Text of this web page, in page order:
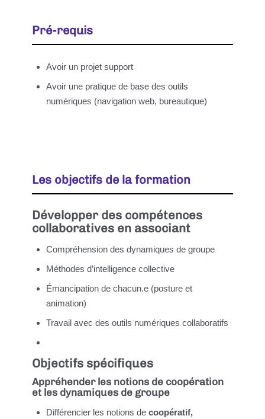
Pré-requis
Avoir un projet support
Avoir une pratique de base des outils
numériques (navigation web, bureautique)
Les objectifs de la formation
Développer des compétences
collaboratives en associant
Compréhension des dynamiques de groupe
Méthodes d’intelligence collective
Émancipation de chacun.e (posture et
animation)
Travail avec des outils numériques collaboratifs
Objectifs spécifiques
Appréhender les notions de coopération
et les dynamiques de groupe
Différencier les notions de coopératif,